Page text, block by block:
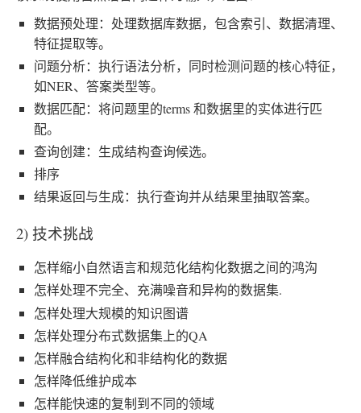
数据预处理：处理数据库数据，包含索引、数据清理、
特征提取等。
问题分析：执行语法分析，同时检测问题的核心特征，
如NER、答案类型等。
数据匹配：将问题里的terms 和数据里的实体进行匹
配。
查询创建：生成结构查询候选。
排序
结果返回与生成：执行查询并从结果里抽取答案。
2) 技术挑战
怎样缩小自然语言和规范化结构化数据之间的鸿沟
怎样处理不完全、充满噪音和异构的数据集.
怎样处理大规模的知识图谱
怎样处理分布式数据集上的QA
怎样融合结构化和非结构化的数据
怎样降低维护成本
怎样能快速的复制到不同的领域